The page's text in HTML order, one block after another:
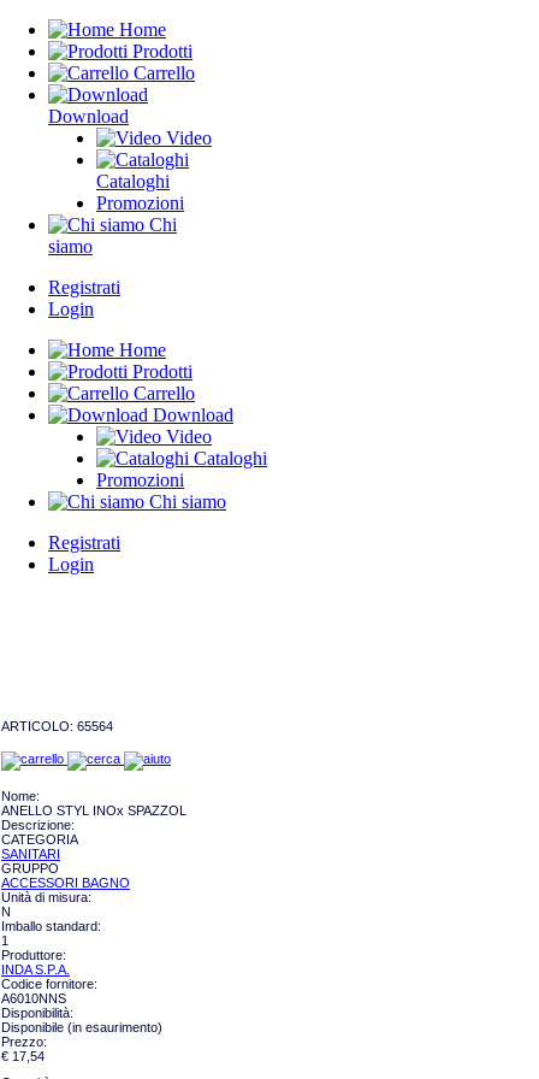
Home
Prodotti
Carrello
Download
Video
Cataloghi
Promozioni
Chi
siamo
Registrati
Login
Home
Prodotti
Carrello
Download
Video
Cataloghi
Promozioni
Chi siamo
Registrati
Login
ARTICOLO: 65564
Nome:
ANELLO STYL INOx SPAZZOL
Descrizione:
CATEGORIA
SANITARI
GRUPPO
ACCESSORI BAGNO
Unità di misura:
N
Imballo standard:
1
Produttore:
INDA S.P.A.
Codice fornitore:
A6010NNS
Disponibilità:
Disponibile (in esaurimento)
Prezzo:
€ 17,54